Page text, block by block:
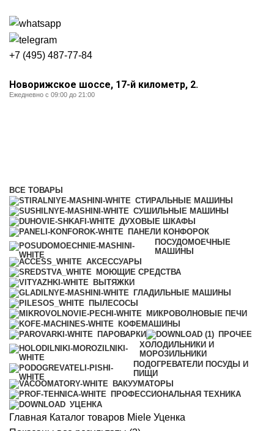
+7 (495) 487-77-84
Новорижское шоссе, 17-й километр, 2.
Ежедневно с 09:00 до 21:00
ВСЕ ТОВАРЫ
СТИРАЛЬНЫЕ МАШИНЫ
СУШИЛЬНЫЕ МАШИНЫ
ДУХОВЫЕ ШКАФЫ
ПАНЕЛИ КОНФОРОК
ПОСУДОМОЕЧНЫЕ
МАШИНЫ
АКСЕССУАРЫ
МОЮЩИЕ СРЕДСТВА
ВЫТЯЖКИ
ГЛАДИЛЬНЫЕ МАШИНЫ
ПЫЛЕСОСЫ
МИКРОВОЛНОВЫЕ ПЕЧИ
КОФЕМАШИНЫ
ПАРОВАРКИ
ПРОЧЕЕ
ХОЛОДИЛЬНИКИ И
МОРОЗИЛЬНИКИ
ПОДОГРЕВАТЕЛИ ПОСУДЫ И
ПИЩИ
ВАКУУМАТОРЫ
ПРОФЕССИОНАЛЬНАЯ ТЕХНИКА
УЦЕНКА
Главная Каталог товаров Miele Уценка